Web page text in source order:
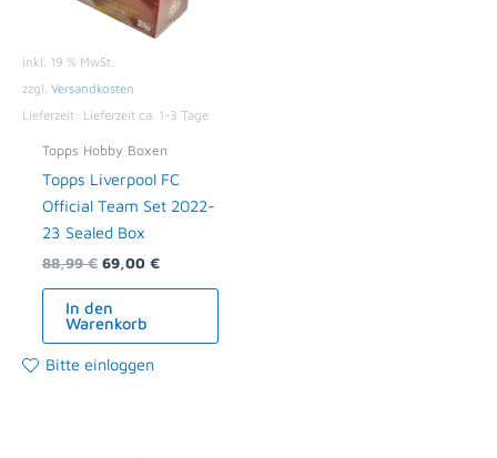
inkl. 19 % MwSt.
zzgl. Versandkosten
Lieferzeit: Lieferzeit ca. 1-3 Tage
Topps Hobby Boxen
Topps Liverpool FC
Official Team Set 2022-
23 Sealed Box
88,99€ 69,00 €
In den
Warenkorb
Bitte einloggen